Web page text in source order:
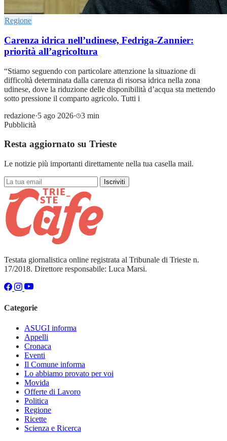
Regione
Carenza idrica nell’udinese, Fedriga-Zannier:
priorità all’agricoltura
“Stiamo seguendo con particolare attenzione la situazione di
difficoltà determinata dalla carenza di risorsa idrica nella zona
udinese, dove la riduzione delle disponibilità d’acqua sta mettendo
sotto pressione il comparto agricolo. Tutti i
redazione·5 ago 2026·
3 min
Pubblicità
Resta aggiornato su Trieste
Le notizie più importanti direttamente nella tua casella mail.
Iscriviti
Testata giornalistica online registrata al Tribunale di Trieste n.
17/2018. Direttore responsabile: Luca Marsi.
Categorie
ASUGI informa
Appelli
Cronaca
Eventi
Il Comune informa
Lo abbiamo provato per voi
Movida
Offerte di Lavoro
Politica
Regione
Ricette
Scienza e Ricerca